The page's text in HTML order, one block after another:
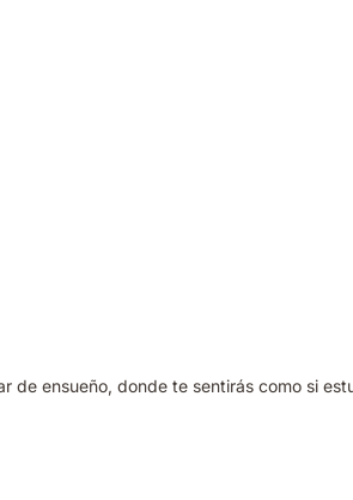
ensueño, donde te sentirás como si